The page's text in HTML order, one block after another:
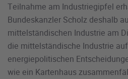
Teilnahme am Industriegipfel
Bundeskanzler Scholz deshalb
mittelständischen Industrie am
die mittelständische Industrie
energiepolitischen
wie ein Kartenhaus